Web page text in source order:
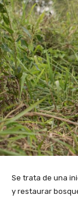
Se trata de una
y restaurar